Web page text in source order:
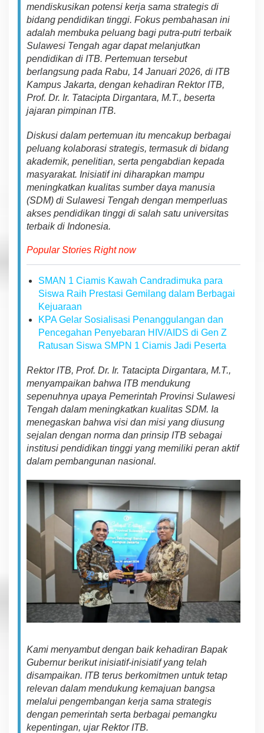
a
h
mendiskusikan potensi kerja sama strategis di
bidang pendidikan tinggi. Fokus pembahasan ini
adalah membuka peluang bagi putra-putri terbaik
Sulawesi Tengah agar dapatmelanjutkan
pendidikan di ITB. Pertemuan tersebut
berlangsung pada Rabu, 14 Januari 2026, di ITB
Kampus Jakarta, dengan kehadiran Rektor ITB,
Prof. Dr. Ir. Tatacipta Dirgantara, M.T., beserta
jajaran pimpinan ITB.
Diskusi dalam pertemuan itu mencakup berbagai
peluang kolaborasi strategis, termasukdi bidang
akademik, penelitian, serta pengabdian kepada
masyarakat. Inisiatif ini diharapkan mampu
meningkatkan kualitas sumber daya manusia
(SDM) di Sulawesi Tengah dengan memperluas
akses pendidikan tinggi di salah satu universitas
terbaik di Indonesia.
Popular Stories Right now
SMAN 1 Ciamis Kawah Candradimuka para
Siswa Raih Prestasi Gemilang dalam Berbagai
Kejuaraan
KPA Gelar Sosialisasi Penanggulangan dan
Pencegahan Penyebaran HIV/AIDS di Gen Z
Ratusan Siswa SMPN 1 Ciamis Jadi Peserta
Rektor ITB, Prof. Dr. Ir. Tatacipta Dirgantara, M.T.,
menyampaikan bahwa ITB mendukung
sepenuhnya upaya Pemerintah Provinsi Sulawesi
Tengah dalam meningkatkan kualitas SDM. Ia
menegaskan bahwa visi dan misi yang diusung
sejalan dengan norma dan prinsip ITB sebagai
institusi pendidikan tinggi yang memiliki peran aktif
dalam pembangunan nasional.
Kami menyambutdengan baik kehadiran Bapak
Gubernur berikut inisiatif-inisiatif yang telah
disampaikan. ITB terus berkomitmen untuk tetap
relevan dalam mendukung kemajuan bangsa
melalui pengembangan kerja sama strategis
dengan pemerintah serta berbagai pemangku
kepentingan, ujarRektor ITB.